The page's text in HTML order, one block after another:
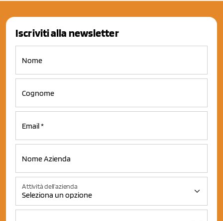
Iscriviti alla newsletter
Attività dell'azienda